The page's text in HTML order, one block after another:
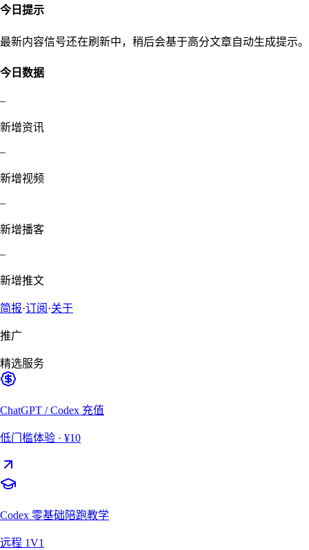
今日提示
最新内容信号还在刷新中，稍后会基于高分文章自动生成提示。
今日数据
–
新增资讯
–
新增视频
–
新增播客
–
新增推文
简报·订阅 ·关于
推广
精选服务
ChatGPT / Codex 充值
低门槛体验 · ¥10
Codex 零基础陪跑教学
远程 1V1